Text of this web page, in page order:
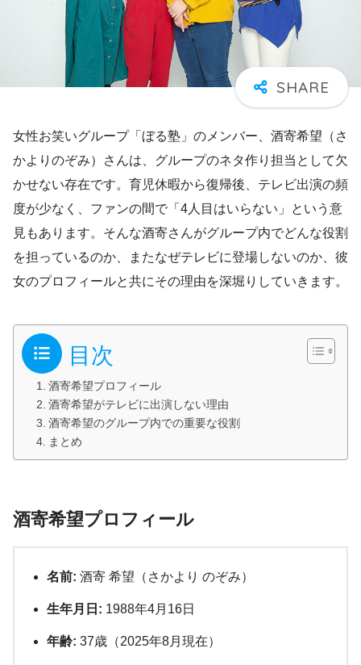
女性お笑いグループ「ぼる塾」のメンバー、酒寄希望（さ
かよりのぞみ）さんは、グループのネタ作り担当として欠
かせない存在です。育児休暇から復帰後、テレビ出演の頻
度が少なく、ファンの間で「4人目はいらない」という意
見もあります。そんな酒寄さんがグループ内でどんな役割
を担っているのか、またなぜテレビに登場しないのか、彼
女のプロフィールと共にその理由を深堀りしていきます。
目次
酒寄希望プロフィール
酒寄希望がテレビに出演しない理由
酒寄希望のグループ内での重要な役割
まとめ
酒寄希望プロフィール
名前: 酒寄 希望（さかより のぞみ）
生年月日: 1988年4月16日
年齢: 37歳（2025年8月現在）